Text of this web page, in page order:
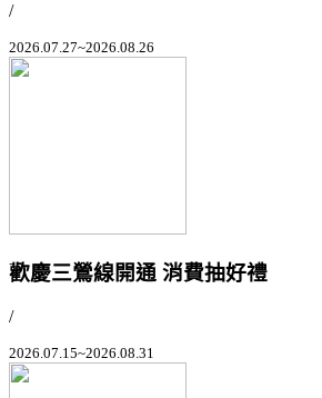
/
2026.07.27~2026.08.26
歡慶三鶯線開通 消費抽好禮
/
2026.07.15~2026.08.31